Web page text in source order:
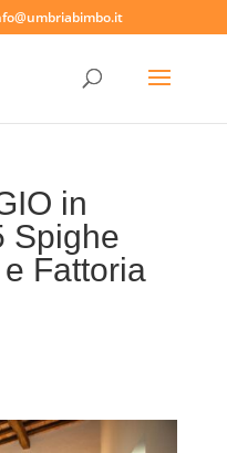
in
Spighe
Fattoria